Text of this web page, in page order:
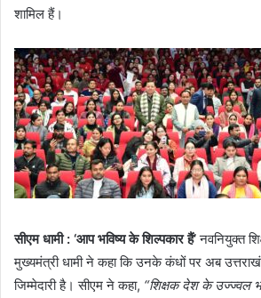
शामिल हैं।
सीएम धामी : ‘आप भविष्य के शिल्पकार हैं’नवनियुक्त
मुख्यमंत्री धामी ने कहा कि उनके कंधों पर अब
जिम्मेदारी है। सीएम ने कहा, “शिक्षक देश के उज्ज्वल